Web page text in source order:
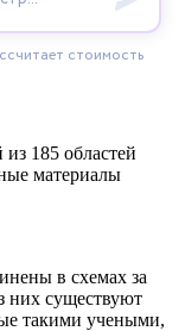
185 областей
материалы
в схемах за
них существуют
такими учеными,